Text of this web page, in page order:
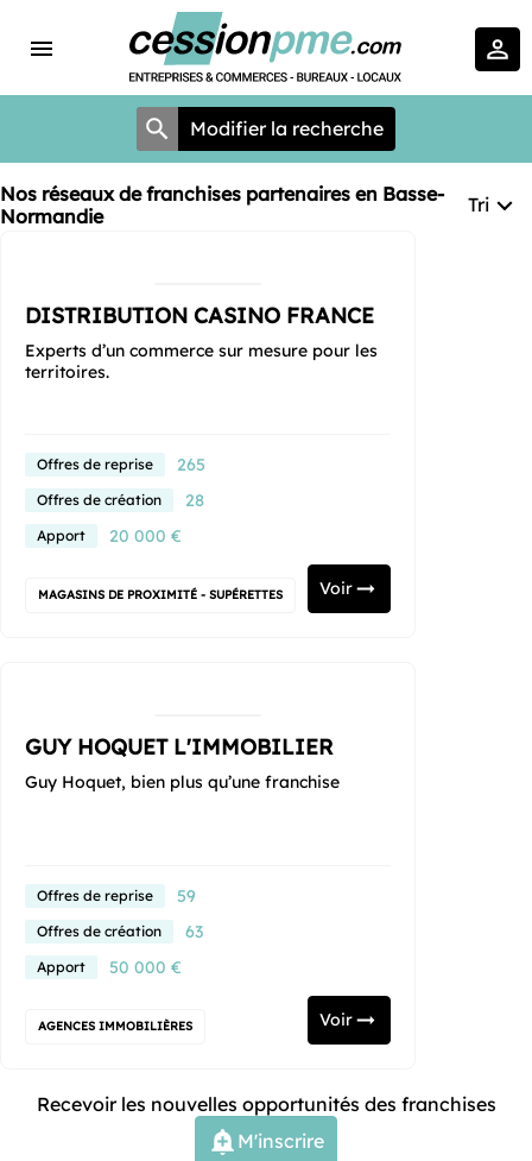
Modifier la recherche
Nos réseaux de franchises partenaires en Basse-
Normandie
Tri
Recevoir les nouvelles opportunités des franchises
M'inscrire
DISTRIBUTION CASINO FRANCE
Experts d’un commerce sur mesure pour les
territoires.
Offres de reprise 265
Offres de création 28
Apport 20 000 €
MAGASINS DE PROXIMITÉ - SUPÉRETTES Voir
GUY HOQUET L'IMMOBILIER
Guy Hoquet, bien plus qu’une franchise
Offres de reprise 59
Offres de création 63
Apport 50 000 €
AGENCES IMMOBILIÈRES Voir